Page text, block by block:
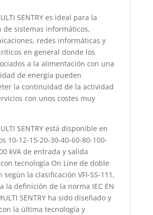
SENTRY es ideal para la
de sistemas informáticos,
redes informáticas y
en general donde los
a la alimentación con una
de energía pueden
la continuidad de la actividad
con unos costes muy
SENTRY está disponible en
10-12-15-20-30-40-60-80-100-
kVA de entrada y salida
tecnología On Line de doble
según la clasificación VFI-SS-111,
la definición de la norma IEC EN
SENTRY ha sido diseñado y
la última tecnología y